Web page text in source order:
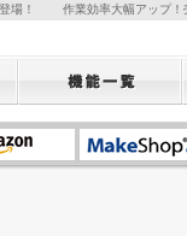
場！ 作業効率大幅アップ！